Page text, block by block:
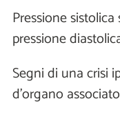
Pressione
pressione
Segni di una crisi
d’organo